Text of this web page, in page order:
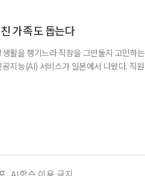
이 차지하는 비중은 51%였다. 반찬과 냉
가족도 돕는다
활을 챙기느라 직장을 그만둘지 고민하
지능(AI) 서비스가 일본에서 나왔다. 직